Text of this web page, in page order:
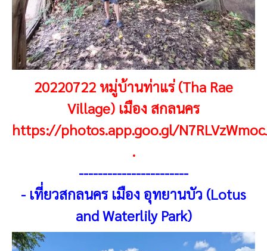
20220722 หมู่บ้านท่าแร่ (Tha Rae
Village) เมือง สกลนคร
https://photos.app.goo.gl/
.
-----------------------
- เที่ยวสกลนคร เมือง อุทยานบัว (Lotus
and Waterlily Park)